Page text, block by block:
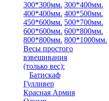
300*300мм. 300*400мм.
400*400мм. 400*500мм.
450*600мм. 500*700мм.
600*600мм. 600*800мм.
800*800мм. 800*1000мм.
Весы простого
взвешивания
(только вес):
Батискаф
Гулливер
Красная Армия